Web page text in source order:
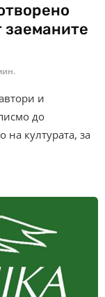
заеманите
и
до
културата, за